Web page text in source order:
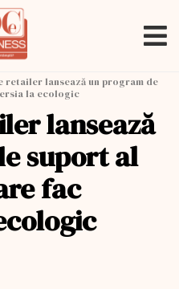
retailer lansează un program de
la ecologic
lansează
suport al
fac